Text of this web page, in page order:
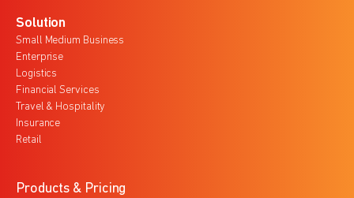
Solution
Small Medium Business
Enterprise
Logistics
Financial Services
Travel & Hospitality
Insurance
Retail
Products & Pricing